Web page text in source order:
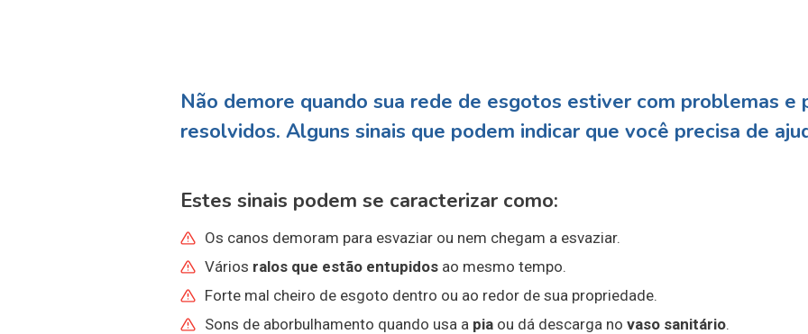
Não demore quando sua rede de esgotos estiver com problemas e
resolvidos. Alguns sinais que podem indicar que você precisa de
Estes sinais podem se caracterizar como:
Os canos demoram para esvaziar ou nem chegam a esvaziar.
Vários ralos que estão entupidos ao mesmo tempo.
Forte mal cheiro de esgoto dentro ou ao redor de sua propriedade.
Sons de aborbulhamento quando usa a pia ou dá descarga no vaso sanitário.